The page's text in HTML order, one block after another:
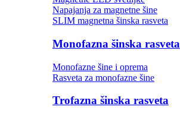
Napajanja za magnetne šine
SLIM magnetna šinska rasveta
Monofazna šinska rasveta
Monofazne šine i oprema
Rasveta za monofazne šine
Trofazna šinska rasveta